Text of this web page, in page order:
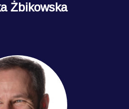
Żbikowska